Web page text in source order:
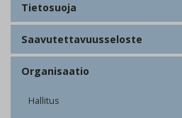
Tietosuoja
Saavutettavuusseloste
Organisaatio
Hallitus